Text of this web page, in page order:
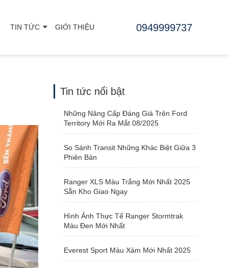
TIN TỨC GIỚI THIỆU 0949999737
Tin tức nổi bật
Những Nâng Cấp Đáng Giá Trên Ford
Territory Mới Ra Mắt 08/2025
So Sánh Transit Những Khác Biệt Giữa 3
Phiên Bản
Ranger XLS Màu Trắng Mới Nhất 2025
Sẵn Kho Giao Ngay
Hình Ảnh Thực Tế Ranger Stormtrak
Màu Đen Mới Nhất
Everest Sport Màu Xám Mới Nhất 2025